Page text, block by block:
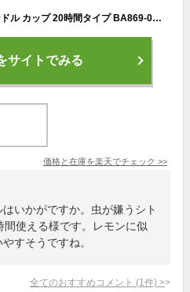
シトロネラ ティーライト キャンドル カップ 20時間タイプ BA869-05-00 キャンプ 用品 虫除け 天然 アロマ 屋外 ろうそく 蝋燭 ロウソク おしゃれ
サイトでみる
価格と在庫を楽天でチェック >>
いかがですか。虫が嫌うシト
使える様です。レモンに似
すそうですね。
全てのおすすめコメント (1 件) >